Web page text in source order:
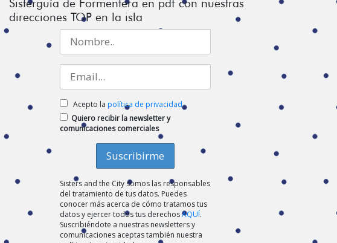
Sisterguía de Formentera en pdf con nuestras
direcciones TOP en la isla
Acepto la política de privacidad
Quiero recibir la newsletter y
comunicaciones comerciales
Sisters and the City somos las responsables
del tratamiento de tus datos. Puedes
conocer más acerca de cómo tratamos tus
datos y ejercer todos tus derechosAQUÍ.
Suscribiéndote a nuestras newsletters y
comunicaciones aceptas también nuestra